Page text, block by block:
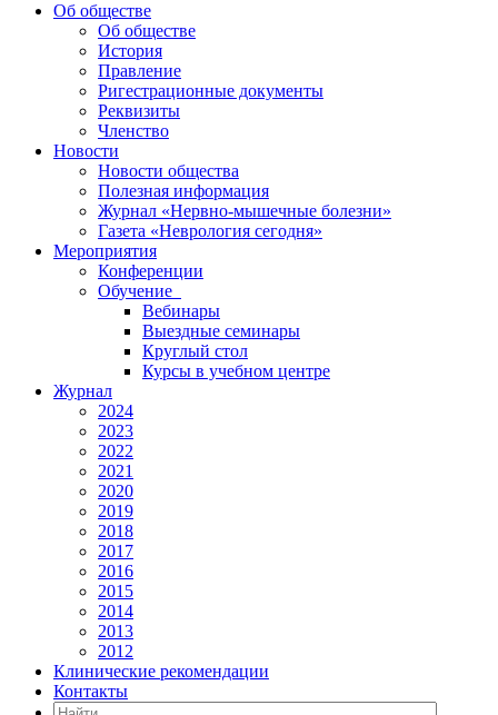
Об обществе
Об обществе
История
Правление
Ригестрационные документы
Реквизиты
Членство
Новости
Новости общества
Полезная информация
Журнал «Нервно-мышечные болезни»
Газета «Неврология сегодня»
Мероприятия
Конференции
Обучение
Вебинары
Выездные семинары
Круглый стол
Курсы в учебном центре
Журнал
2024
2023
2022
2021
2020
2019
2018
2017
2016
2015
2014
2013
2012
Клинические рекомендации
Контакты